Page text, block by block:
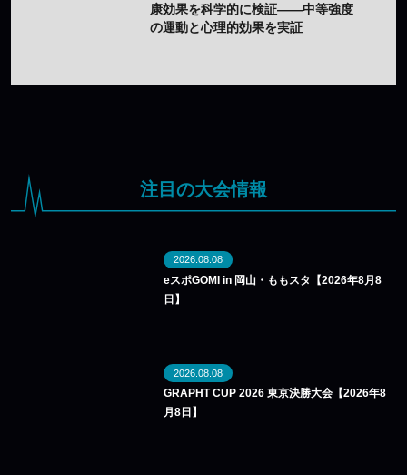
康効果を科学的に検証——中等強度
の運動と心理的効果を実証
注目の大会情報
2026.08.08
eスポGOMI in 岡山・ももスタ【2026年8月8
日】
2026.08.08
GRAPHT CUP 2026 東京決勝大会【2026年8
月8日】